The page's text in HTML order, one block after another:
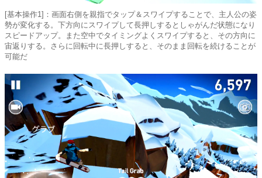
[基本操作1]：画面右側を親指でタップ＆スワイプすることで、主人公の姿
勢が変化する。下方向にスワイプして長押しするとしゃがんだ状態になり
スピードアップ。また空中でタイミングよくスワイプすると、その方向に
宙返りする。さらに回転中に長押しすると、そのまま回転を続けることが
可能だ